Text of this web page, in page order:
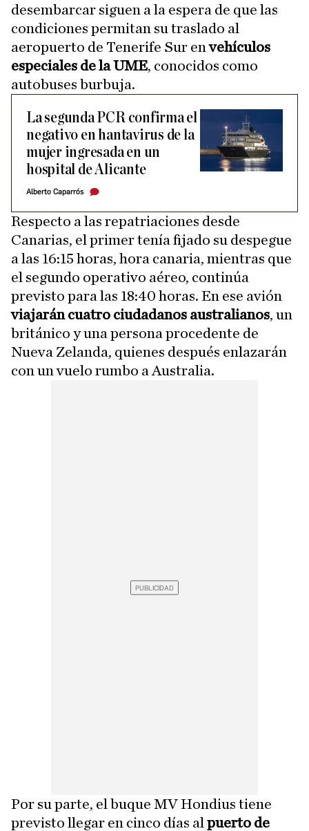
desembarcar siguen a la espera de que las
condiciones permitan su traslado al
aeropuerto de Tenerife Sur envehículos
especiales de la UME, conocidos como
autobuses burbuja.
La segunda PCR confirma el
negativo en hantavirus de la
mujer ingresada en un
hospital de Alicante
Alberto Caparrós
Respecto a las repatriaciones desde
Canarias, el primer tenía fijado su despegue
a las 16:15 horas, hora canaria, mientras que
el segundo operativo aéreo, continúa
previsto para las 18:40 horas. En ese avión
viajarán cuatro ciudadanos australianos, un
británico y una persona procedente de
Nueva Zelanda, quienes después enlazarán
con un vuelo rumbo a Australia.
Por su parte, el buque MV Hondius tiene
previsto llegar en cinco días al puerto de